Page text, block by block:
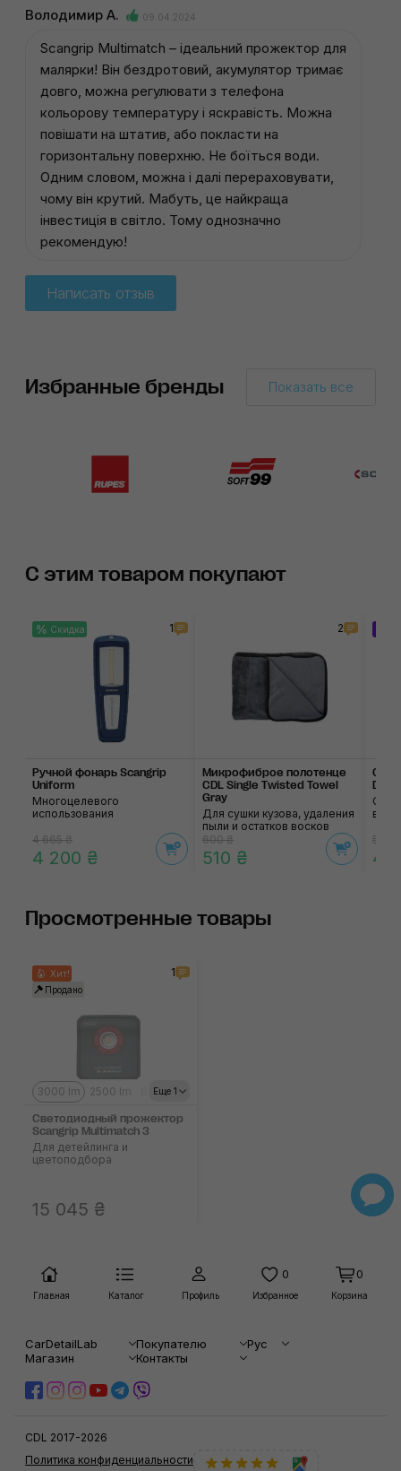
Володимир А. 09.04.2024
Scangrip Multimatch – ідеальний прожектор для
малярки! Він бездротовий, акумулятор тримає
довго, можна регулювати з телефона
кольорову температуру і яскравість. Можна
повішати на штатив, або покласти на
горизонтальну поверхню. Не боїться води.
Одним словом, можна і далі перераховувати,
чому він крутий. Мабуть, це найкраща
інвестиція в світло. Тому однозначно
рекомендую!
Написать отзыв
Избранные бренды Показать все
С этим товаром покупают
Скидка 1
Ручной фонарь Scangrip
Uniform
Многоцелевого
использования
4 665 ₴
4 200 ₴
2
Микрофиброе полотенце
CDL Single Twisted Towel
Gray
Для сушки кузова, удаления
пыли и остатков восков
600 ₴
510 ₴
Стул
С
5
4
Просмотренные товары
Хит!
Продано
1
Еще 1
3000 lm 2500 lm 8000 lm
Светодиодный прожектор
Scangrip Multimatch 3
Для детейлинга и
цветоподбора
15 045 ₴
Главная Каталог Профиль
0
Избранное
0
Корзина
CarDetailLab Покупателю
Рус
Магазин
Контакты
CDL 2017-2026
Политика конфиденциальности